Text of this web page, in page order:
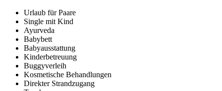
Urlaub für Paare
Single mit Kind
Ayurveda
Babybett
Babyausstattung
Kinderbetreuung
Buggyverleih
Kosmetische Behandlungen
Direkter Strandzugang